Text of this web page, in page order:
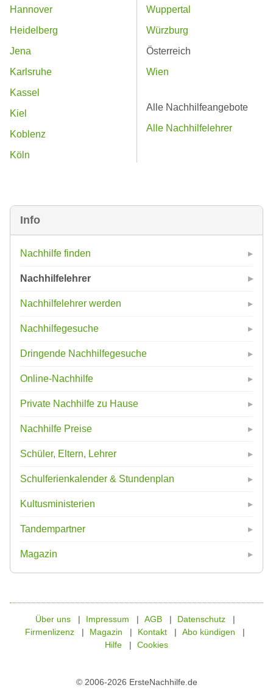
Info
Nachhilfe finden
Nachhilfelehrer
Nachhilfelehrer werden
Nachhilfegesuche
Dringende Nachhilfegesuche
Online-Nachhilfe
Private Nachhilfe zu Hause
Nachhilfe Preise
Schüler, Eltern, Lehrer
Schulferienkalender & Stundenplan
Kultusministerien
Tandempartner
Magazin
Hannover
Heidelberg
Jena
Karlsruhe
Kassel
Kiel
Koblenz
Köln
Wuppertal
Würzburg
Österreich
Wien
Alle Nachhilfeangebote
Alle Nachhilfelehrer
© 2006-2026 ErsteNachhilfe.de
Über uns Impressum AGB
Datenschutz
Firmenlizenz
Magazin Kontakt
Abo kündigen
Hilfe
Cookies